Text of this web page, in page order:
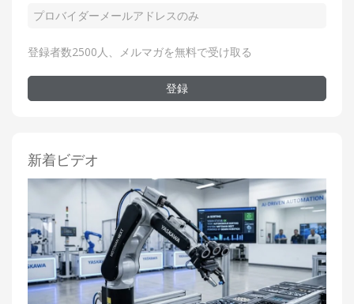
登録者数2500人、メルマガを無料で受け取る
登録
新着ビデオ